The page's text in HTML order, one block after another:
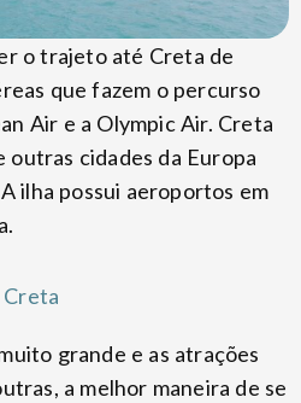
o trajeto até Creta de
que fazem o percurso
Air e a Olympic Air. Creta
outras cidades da Europa
ilha possui aeroportos em
Creta
grande e as atrações
a melhor maneira de se